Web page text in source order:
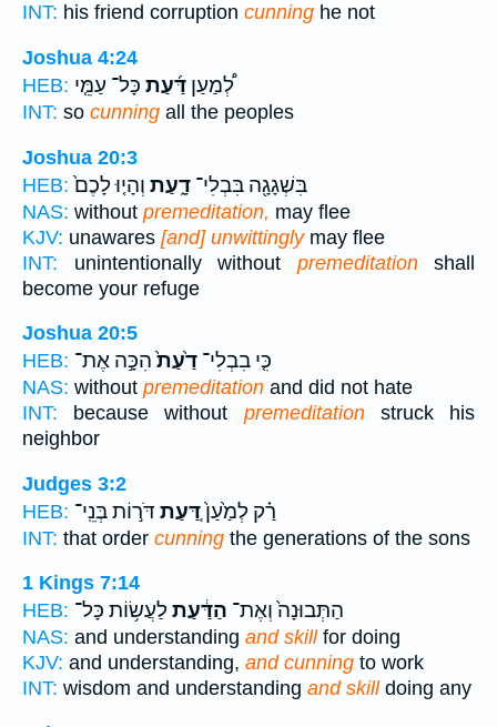
INT: his friend corruption cunning he not
Joshua 4:24
HEB:
לְ֠מַעַן דַּ֜עַת כָּל־ עַמֵּ֤י
INT: so cunning all the peoples
Joshua 20:3
HEB:
בִּשְׁגָגָ֖ה בִּבְלִי־ דָ֑עַת וְהָי֤וּ לָכֶם֙
NAS: without premeditation, may flee
KJV: unawares [and] unwittinglymay flee
INT: unintentionally without premeditationshall
become your refuge
Joshua 20:5
HEB:
כִּ֤י בִבְלִי־ דַ֙עַת֙הִכָּ֣ה אֶת־
NAS: without premeditation and did not hate
INT: because without premeditationstruck his
neighbor
Judges 3:2
HEB:
רַ֗ק לְמַ֙עַן֙דַּ֚עַת דֹּר֣וֹת בְּנֵֽי־
INT: that order cunning the generations of the sons
1 Kings 7:14
HEB:
הַתְּבוּנָה֙ וְאֶת־ הַדַּ֔עַתלַעֲשׂ֥וֹת כָּל־
NAS: and understanding and skillfor doing
KJV: and understanding, and cunning to work
INT: wisdom and understanding and skilldoing any